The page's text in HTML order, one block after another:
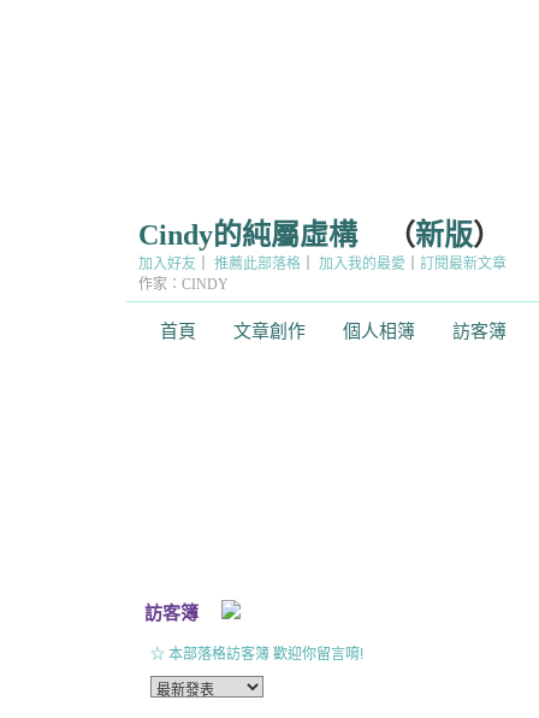
Cindy的純屬虛構（新版）
首頁 文章創作 個人相簿 訪客簿
加入好友 推薦此部落格 加入我的最愛
訂閱最新文章
作家：CINDY
訪客簿
☆ 本部落格訪客簿 歡迎你留言唷!